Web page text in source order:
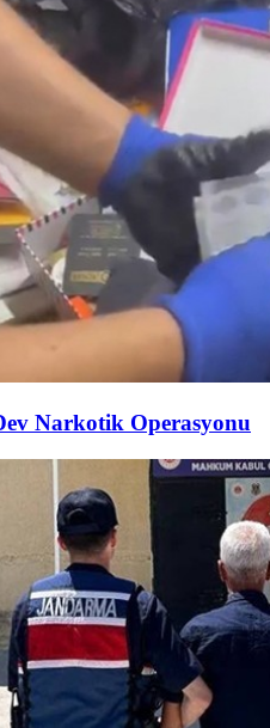
Narkotik Operasyonu